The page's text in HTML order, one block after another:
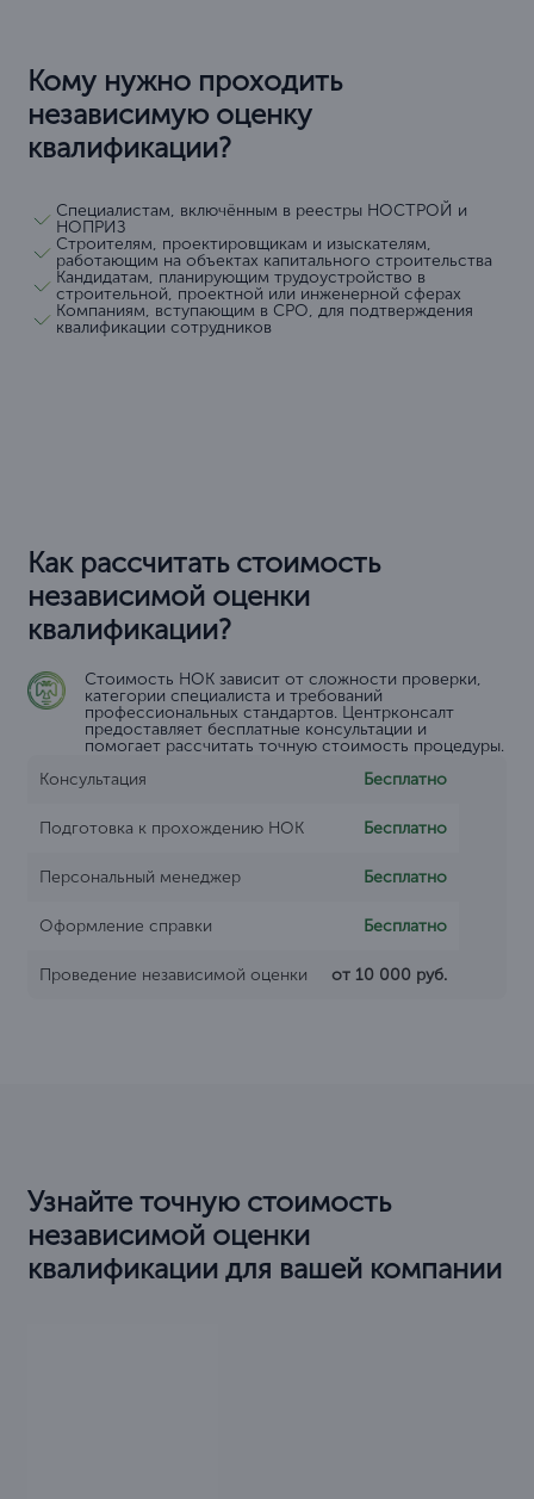
Кому нужно проходить
независимую оценку
квалификации?
Специалистам, включённым в реестры НОСТРОЙ и
НОПРИЗ
Строителям, проектировщикам и изыскателям,
работающим на объектах капитального строительства
Кандидатам, планирующим трудоустройство в
строительной, проектной или инженерной сферах
Компаниям, вступающим в СРО, для подтверждения
квалификации сотрудников
Как рассчитать стоимость
независимой оценки
квалификации?
Стоимость НОК зависит от сложности проверки,
категории специалиста и требований
профессиональных стандартов. Центрконсалт
предоставляет бесплатные консультации и
помогает рассчитать точную стоимость процедуры.
Консультация
Бесплатно
Подготовка к прохождению НОК Бесплатно
Персональный менеджер Бесплатно
Оформление справки Бесплатно
Проведение независимой оценки от 10 000 руб.
Узнайте точную стоимость
независимой оценки
квалификации для вашей компании